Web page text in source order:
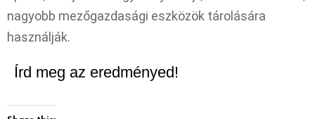
nagyobb mezőgazdasági eszközök tárolására
használják.
Írd meg az eredményed!